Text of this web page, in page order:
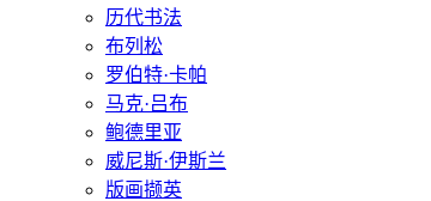
历代书法
布列松
罗伯特·卡帕
马克·吕布
鲍德里亚
威尼斯·伊斯兰
版画撷英